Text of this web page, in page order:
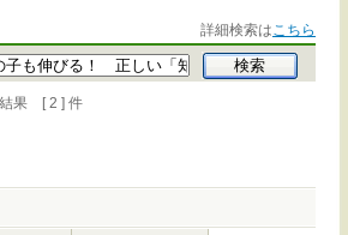
詳細検索はこちら
結果 [ 2 ] 件